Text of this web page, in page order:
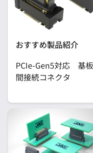
おすすめ製品紹介
PCIe-Gen5対応 基板
間接続コネクタ